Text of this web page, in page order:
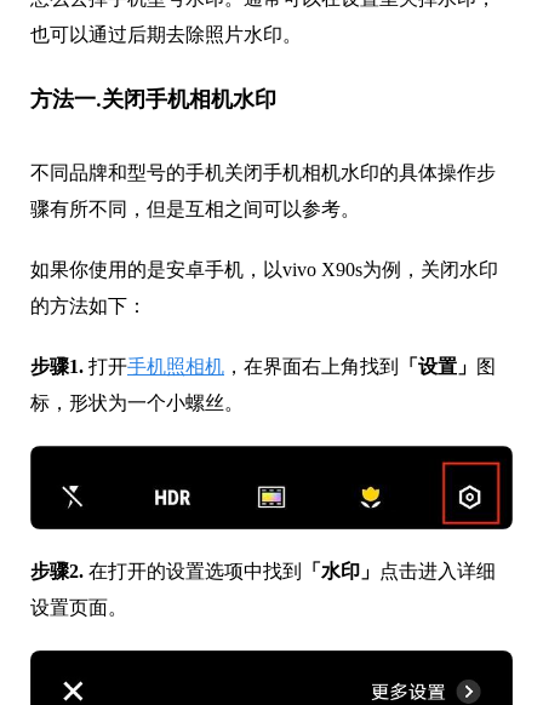
也可以通过后期去除照片水印。
方法一.关闭手机相机水印
不同品牌和型号的手机关闭手机相机水印的具体操作步
骤有所不同，但是互相之间可以参考。
如果你使用的是安卓手机，以vivo X90s为例，关闭水印
的方法如下：
步骤1. 打开手机照相机 ，在界面右上角找到 「设置」 图
标，形状为一个小螺丝。
步骤2. 在打开的设置选项中找到 「水印」 点击进入详细
设置页面。